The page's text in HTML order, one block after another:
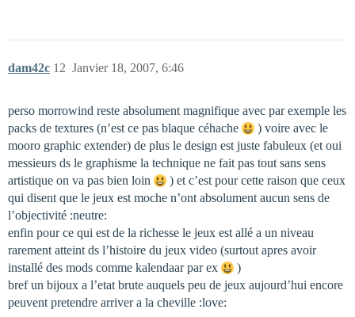
dam42c Janvier 18, 2007, 6:46
12
perso morrowind reste absolument magnifique avec par exemple les
packs de textures (n’est ce pas blaque céhache
) voire avec le
mooro graphic extender) de plus le design est juste fabuleux (et oui
messieurs ds le graphisme la technique ne fait pas tout sans sens
artistique on va pas bien loin
) et c’est pour cette raison que ceux
qui disent que le jeux est moche n’ont absolument aucun sens de
l’objectivité :neutre:
enfin pour ce qui est de la richesse le jeux est allé a un niveau
rarement atteint ds l’histoire du jeux video (surtout apres avoir
installé des mods comme kalendaar par ex
)
bref un bijoux a l’etat brute auquels peu de jeux aujourd’hui encore
peuvent pretendre arriver a la cheville :love: